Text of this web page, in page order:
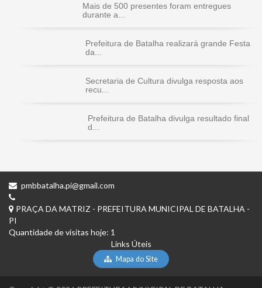
Mais de 500 presentes foram entregues
durante a...
Prefeitura de Batalha realizará grande Festa
da...
Secretaria de Cultura divulga resposta aos
recu...
Prefeitura de Batalha divulga resultado final
d...
pmbbatalha.pi@gmail.com
PRAÇA DA MATRIZ - PREFEITURA MUNICIPAL DE BATALHA -
PI
Quantidade de visitas hoje: 1
Links Úteis
Mapa do Site